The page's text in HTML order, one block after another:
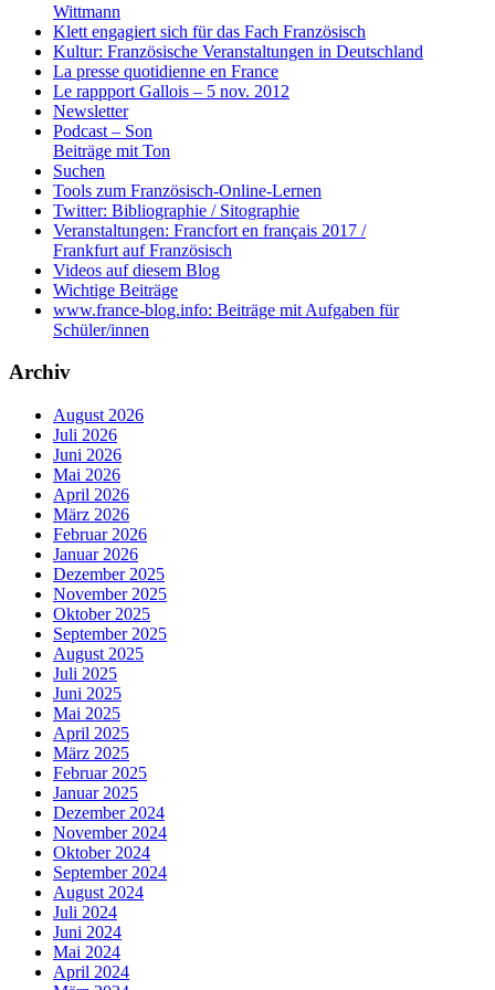
Wittmann
Klett engagiert sich für das Fach Französisch
Kultur: Französische Veranstaltungen in Deutschland
La presse quotidienne en France
Le rappport Gallois – 5 nov. 2012
Newsletter
Podcast – Son
Beiträge mit Ton
Suchen
Tools zum Französisch-Online-Lernen
Twitter: Bibliographie / Sitographie
Veranstaltungen: Francfort en français 2017 /
Frankfurt auf Französisch
Videos auf diesem Blog
Wichtige Beiträge
www.france-blog.info: Beiträge mit Aufgaben für
Schüler/innen
Archiv
August 2026
Juli 2026
Juni 2026
Mai 2026
April 2026
März 2026
Februar 2026
Januar 2026
Dezember 2025
November 2025
Oktober 2025
September 2025
August 2025
Juli 2025
Juni 2025
Mai 2025
April 2025
März 2025
Februar 2025
Januar 2025
Dezember 2024
November 2024
Oktober 2024
September 2024
August 2024
Juli 2024
Juni 2024
Mai 2024
April 2024